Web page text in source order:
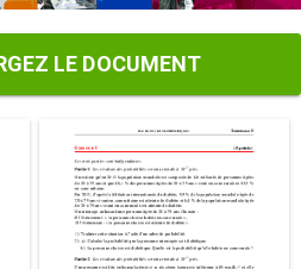
LE DOCUMENT